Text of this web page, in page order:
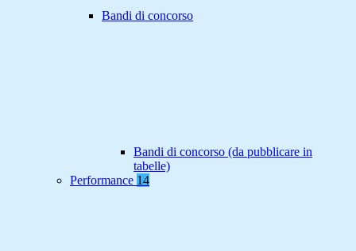
Bandi di concorso
Bandi di concorso (da pubblicare in
tabelle)
Performance 14